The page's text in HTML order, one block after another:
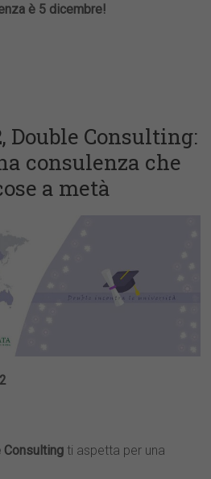
è 5 dicembre!
Double Consulting:
consulenza che
a metà
Consulting ti aspetta per una